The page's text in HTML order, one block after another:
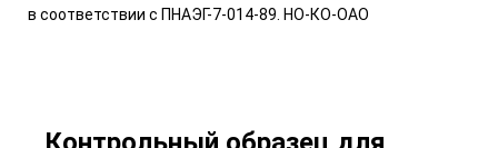
в соответствии с ПНАЭГ-7-014-89. НО-КО-ОАО